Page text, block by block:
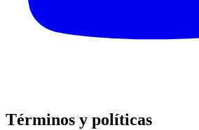
Términos y políticas